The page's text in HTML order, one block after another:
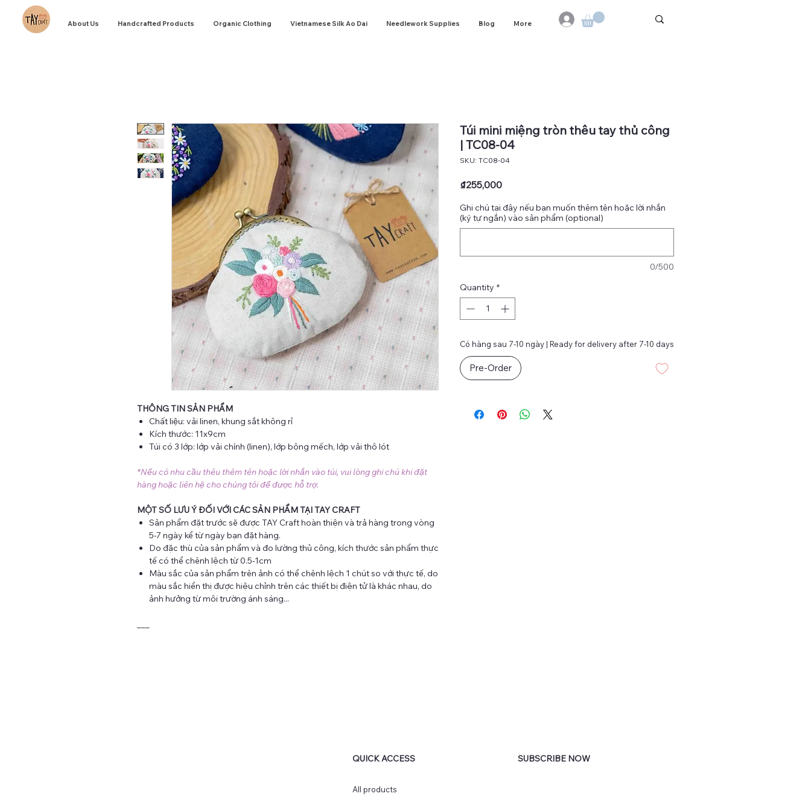
About Us Handcrafted Products Organic Clothing Vietnamese Silk Ao Dai Needlework Supplies Blog More
THÔNG TIN SẢN PHẨM
Chất liệu: vải linen, khung sắt không rỉ
Kích thước: 11x9cm
Túi có 3 lớp: lớp vải chính (linen), lớp bông mếch, lớp vải thô lót
*Nếu có nhu cầu thêu thêm tên hoặc lời nhắn vào túi, vui lòng ghi chú khi đặt
hàng hoặc liên hệ cho chúng tôi để được hỗ trợ.
MỘT SỐ LƯU Ý ĐỐI VỚI CÁC SẢN PHẨM TẠI TAY CRAFT
Sản phẩm đặt trước sẽ được TAY Craft hoàn thiện và trả hàng trong vòng
5-7 ngày kể từ ngày bạn đặt hàng.
Do đặc thù của sản phẩm và đo lường thủ công, kích thước sản phẩm thực
tế có thể chênh lệch từ 0.5-1cm
Màu sắc của sản phẩm trên ảnh có thể chênh lệch 1 chút so với thực tế, do
màu sắc hiển thị được hiệu chỉnh trên các thiết bị điện tử là khác nhau, do
ảnh hưởng từ môi trường ánh sáng...
Túi mini miệng tròn thêu tay thủ công
| TC08-04
SKU: TC08-04
₫255,000Price
Ghi chú tại đây nếu bạn muốn thêm tên hoặc lời nhắn
(ký tự ngắn) vào sản phẩm (optional)
0/500
Quantity *
Có hàng sau 7-10 ngày | Ready for delivery after 7-10 days
Pre-Order
QUICK ACCESS
All products
SUBSCRIBE NOW